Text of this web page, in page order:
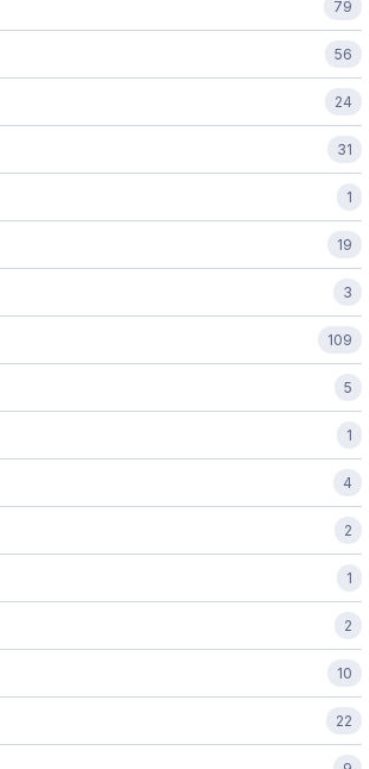
79
56
24
31
1
19
3
109
5
1
4
2
1
2
10
22